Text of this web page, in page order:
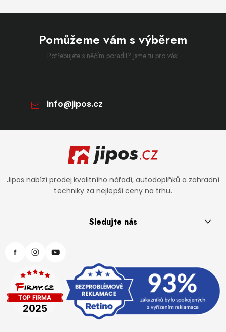
Pomůžeme vám s výběrem
Potřebujete s něčím poradit? Jsme tu pro vás!
info@jipos.cz
Zápatí
Jipos nabízí prodej kvalitního nářadí, autodoplňků a zahradní
techniky za nejlepší ceny na trhu.
Sledujte nás